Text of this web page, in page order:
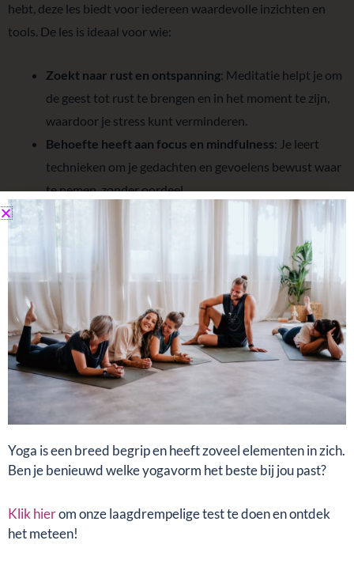
hebt, deze les biedt voor iedereen waardevolle inzichten en
tools. De les is ideaal voor wie:
Zoekt naar rust en ontspanning: Meditatie helpt je om
de geest tot rust te brengen en in het moment te zijn,
waardoor je stress kunt verminderen.
Behoefte heeft aan focus en mindfulness: Je leert
technieken om je gedachten en gevoelens bewust waar
te nemen, zonder oordeel.
Wil werken aan innerlijke balans en welzijn
:
Regelmatige meditatie bevordert concentratie,
vermindert angst en ondersteunt je algemene welzijn.
De les biedt een ondersteunende en uitnodigende omgeving
waarin zowel beginners als gevorderden zich welkom voelen
om te leren en te groeien in hun meditatiepraktijk.
Fysieke voordelen
Verlaagt het stresshormoon cortisol.
Kalmeert de geest voor een diepere slaap.
tegen ziektes.
Vermindert chronische pijn door ontspanning.
Yoga is een breed begrip en heeft zoveel elementen in zich.
Ben je benieuwd welke yogavorm het beste bij jou past?
Klik hierom onze laagdrempelige test te doen en ontdek
het meteen!